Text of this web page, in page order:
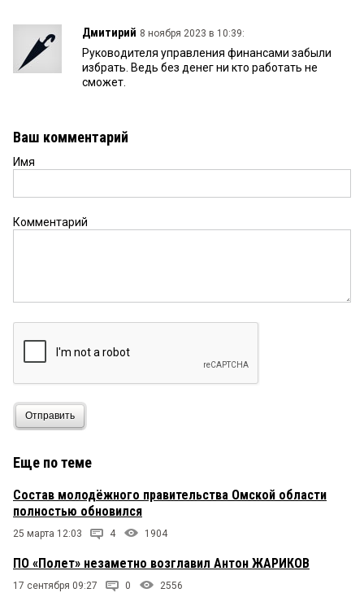
Дмитирий 8 ноября 2023 в 10:39:
Руководителя управления финансами забыли
избрать. Ведь без денег ни кто работать не
сможет.
Ваш комментарий
Имя
Комментарий
Отправить
Еще по теме
Состав молодёжного правительства Омской области
полностью обновился
25 марта 12:03 4 1904
ПО «Полет» незаметно возглавил Антон ЖАРИКОВ
17 сентября 09:27 0 2556